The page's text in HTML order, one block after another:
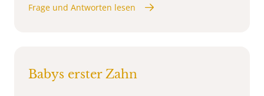
Frage und Antworten lesen
Babys erster Zahn